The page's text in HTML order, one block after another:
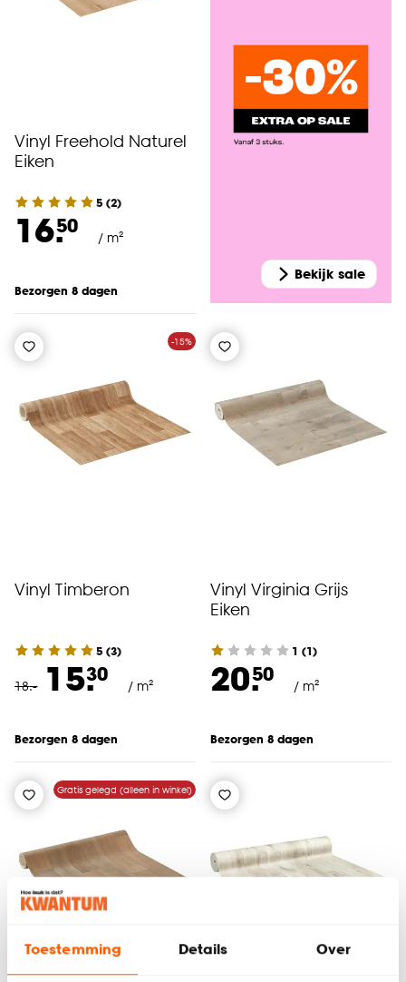
Toestemming Details Over
Vinyl Freehold Naturel
Eiken
5 (2)
16.50
/ m²
Bezorgen 8 dagen
Bekijk sale
-15%
Vinyl Timberon
5 (3)
18.- 15.30
/ m²
Bezorgen 8 dagen
Vinyl Virginia Grijs
Eiken
1 (1)
20.50
/ m²
Bezorgen 8 dagen
Gratis gelegd (alleen in winkel)